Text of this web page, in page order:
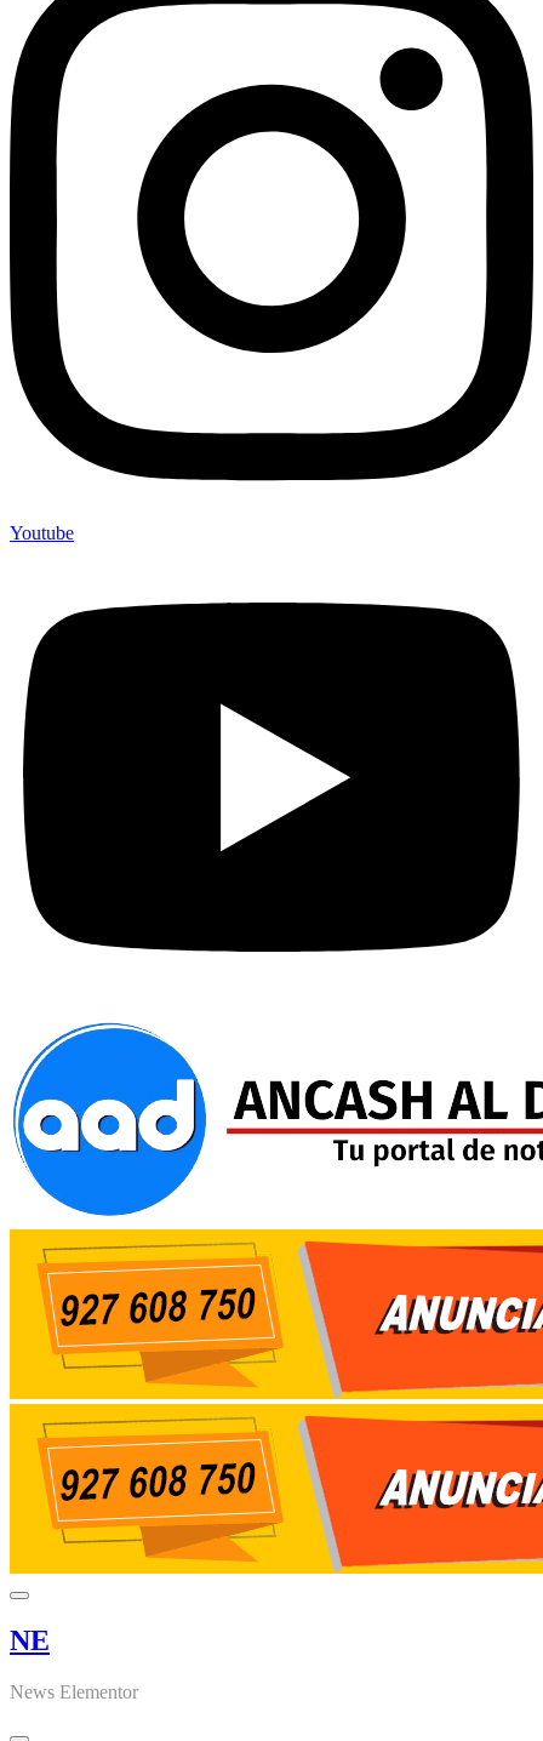
Youtube
NE
News Elementor